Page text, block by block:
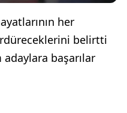
her
belirtti
adaylara başarılar